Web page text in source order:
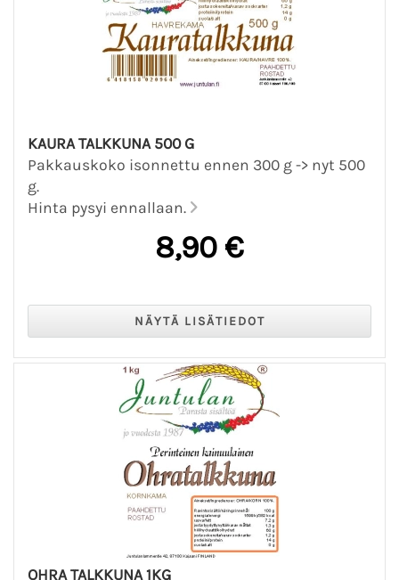
KAURA TALKKUNA 500 G
Pakkauskoko isonnettu ennen 300 g -> nyt 500
g.
Hinta pysyi ennallaan.
8,90 €
OHRA TALKKUNA 1KG